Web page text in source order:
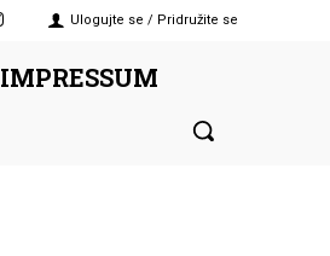
Ulogujte se / Pridružite se
IMPRESSUM